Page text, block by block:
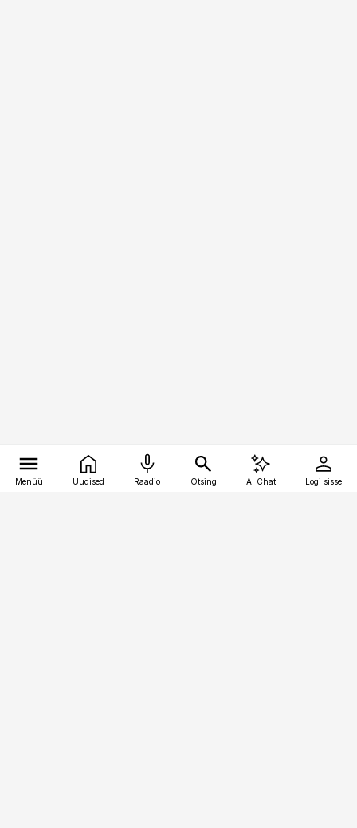
Menüü Uudised Raadio Otsing AI Chat Logi sisse